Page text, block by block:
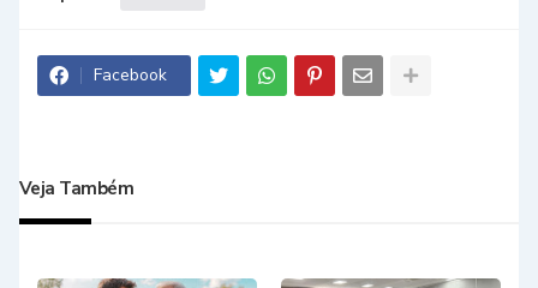
Facebook
Veja Também